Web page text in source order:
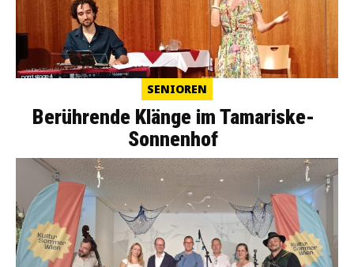
SENIOREN
Berührende Klänge im Tamariske-
Sonnenhof